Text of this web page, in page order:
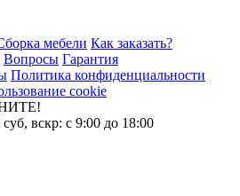
мебели Как заказать?
Вопросы Гарантия
Политика конфиденциальности
cookie
вскр: с 9:00 до 18:00